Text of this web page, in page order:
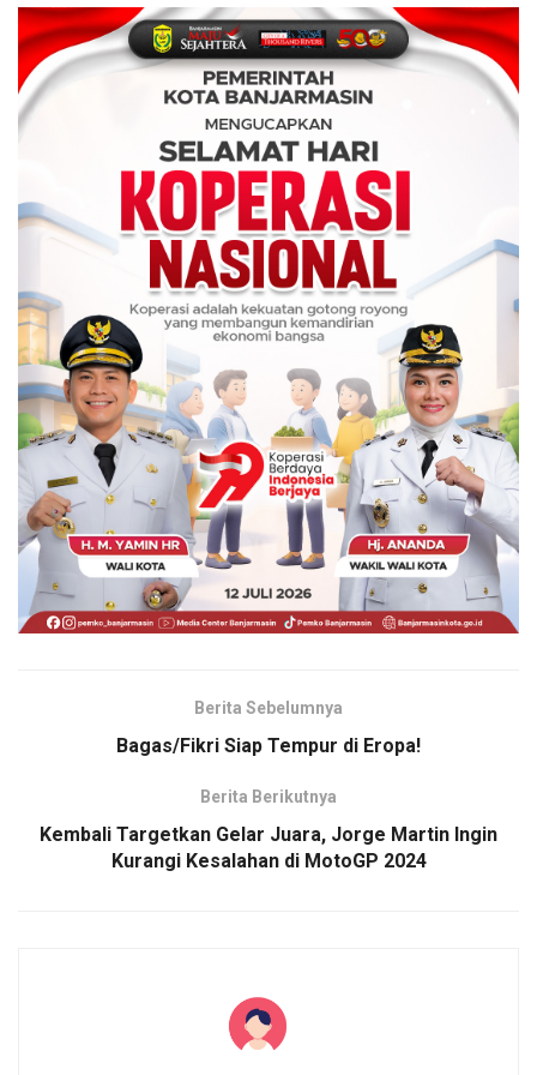
Berita Sebelumnya
Bagas/Fikri Siap Tempur di Eropa!
Berita Berikutnya
Kembali Targetkan Gelar Juara, Jorge Martin Ingin
Kurangi Kesalahan di MotoGP 2024